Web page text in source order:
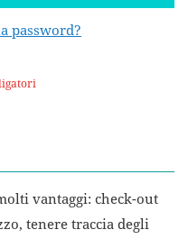
password?
vantaggi: check-out
tenere traccia degli